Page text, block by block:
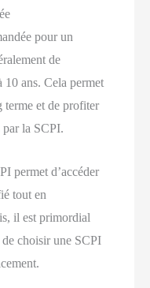
pour un
de
10 ans. Cela permet
terme et de profiter
par la SCPI.
permet d’accéder
tout en
il est primordial
de choisir une SCPI